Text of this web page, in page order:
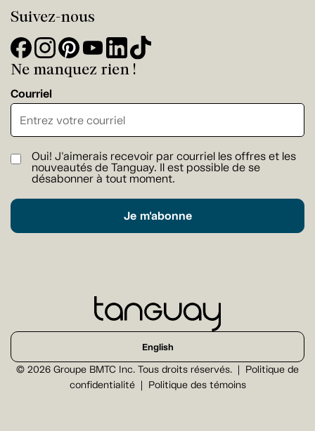
Suivez-nous
Ne manquez rien !
Courriel
Oui! J'aimerais recevoir par courriel les offres et les
nouveautés de Tanguay. Il est possible de se
désabonner à tout moment.
Je m'abonne
© 2026 Groupe BMTC Inc. Tous droits réservés.
Politique de
confidentialité
Politique des témoins
English